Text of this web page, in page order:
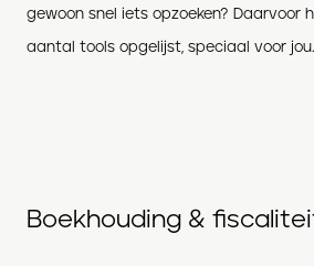
gewoon snel iets opzoeken? Daarvoor
aantal tools opgelijst, speciaal voor jou.
Boekhouding &